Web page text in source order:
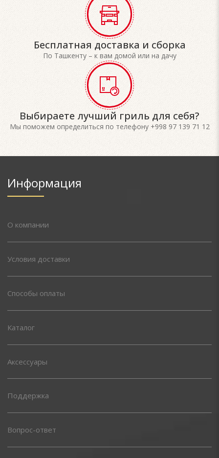
Бесплатная доставка и сборка
По Ташкенту – к вам домой или на дачу
Выбираете лучший гриль для себя?
Мы поможем определиться по телефону +998 97 139 71 12
Информация
О компании
Условия доставки
Способы оплаты
Каталог
Аксессуары
Поддержка
Вопрос-ответ